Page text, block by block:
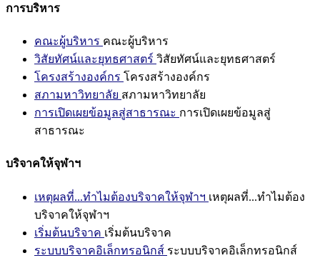
การบริหาร
คณะผู้บริหาร คณะผู้บริหาร
วิสัยทัศน์และยุทธศาสตร์ วิสัยทัศน์และยุทธศาสตร์
โครงสร้างองค์กร โครงสร้างองค์กร
สภามหาวิทยาลัย สภามหาวิทยาลัย
การเปิดเผยข้อมูลสู่สาธารณะ การเปิดเผยข้อมูลสู่
สาธารณะ
บริจาคให้จุฬาฯ
เหตุผลที่...ทำไมต้องบริจาคให้จุฬาฯ เหตุผลที่...ทำไมต้อง
บริจาคให้จุฬาฯ
เริ่มต้นบริจาค เริ่มต้นบริจาค
ระบบบริจาคอิเล็กทรอนิกส์ ระบบบริจาคอิเล็กทรอนิกส์